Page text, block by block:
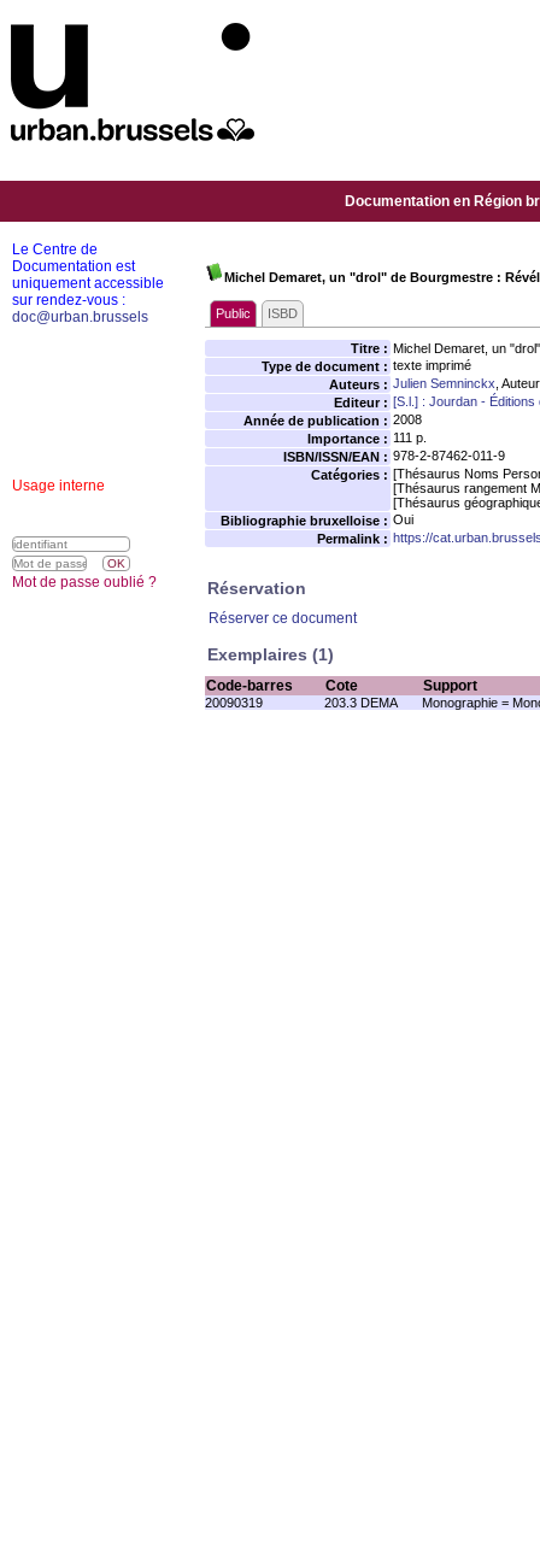
Documentation en Région
Michel Demaret, un "drol" de Bourgmestre :
Public ISBD
Titre : Michel Demaret, un
Type de document : texte imprimé
Auteurs : Julien Semninckx , Auteur
Editeur : [S.l.] : Jourdan - Éditions
Année de publication : 2008
Importance : 111 p.
ISBN/ISSN/EAN : 978-2-87462-011-9
Catégories : [Thésaurus Noms
[Thésaurus rangement
[Thésaurus
Bibliographie bruxelloise : Oui
Permalink : https://
Réservation
Réserver ce document
Exemplaires (1)
Code-barres Cote Support
20090319 203.3 DEMA Monographie =
Le Centre de
Documentation est
uniquement accessible
sur rendez-vous :
doc@urban.brussels
Usage interne
Mot de passe oublié ?